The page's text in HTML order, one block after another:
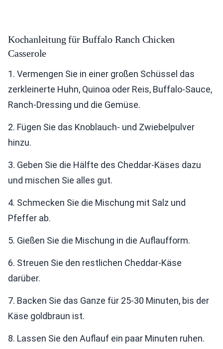
Kochanleitung für Buffalo Ranch Chicken
Casserole
1. Vermengen Sie in einer großen Schüssel das
zerkleinerte Huhn, Quinoa oder Reis, Buffalo-Sauce,
Ranch-Dressing und die Gemüse.
2. Fügen Sie das Knoblauch- und Zwiebelpulver
hinzu.
3. Geben Sie die Hälfte des Cheddar-Käses dazu
und mischen Sie alles gut.
4. Schmecken Sie die Mischung mit Salz und
Pfeffer ab.
5. Gießen Sie die Mischung in die Auflaufform.
6. Streuen Sie den restlichen Cheddar-Käse
darüber.
7. Backen Sie das Ganze für 25-30 Minuten, bis der
Käse goldbraun ist.
8. Lassen Sie den Auflauf ein paar Minuten ruhen.